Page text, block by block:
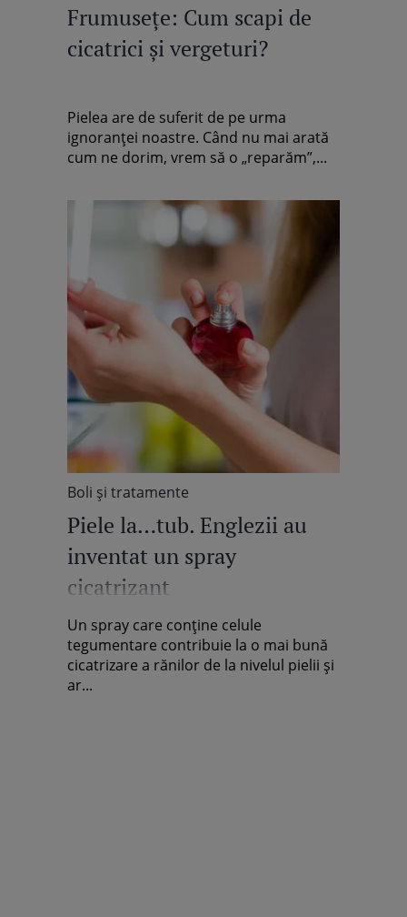
Frumuseţe: Cum scapi de
cicatrici și vergeturi?
Pielea are de suferit de pe urma
ignoranței noastre. Când nu mai arată
cum ne dorim, vrem să o „reparăm”,...
Boli şi tratamente
Piele la…tub. Englezii au
inventat un spray
cicatrizant
Un spray care conţine celule
tegumentare contribuie la o mai bună
cicatrizare a rănilor de la nivelul pielii şi
ar...